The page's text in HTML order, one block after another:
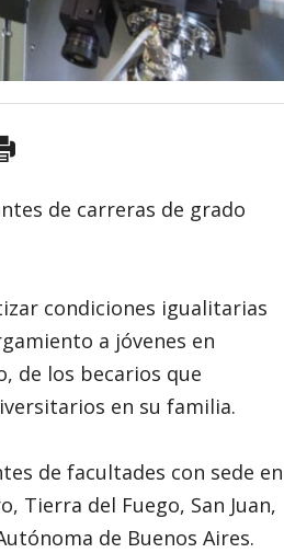
de carreras de grado
condiciones igualitarias
a jóvenes en
de los becarios que
en su familia.
de facultades con sede en
Tierra del Fuego, San Juan,
de Buenos Aires.